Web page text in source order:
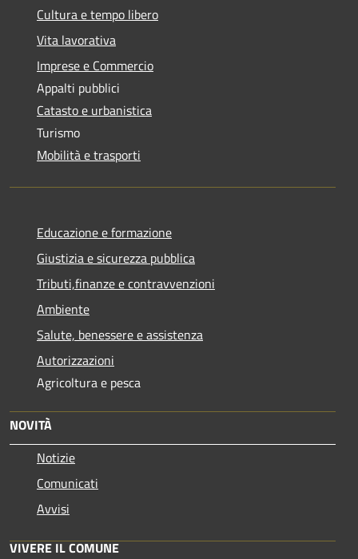
Cultura e tempo libero
Vita lavorativa
Imprese e Commercio
Appalti pubblici
Catasto e urbanistica
Turismo
Mobilità e trasporti
Educazione e formazione
Giustizia e sicurezza pubblica
Tributi,finanze e contravvenzioni
Ambiente
Salute, benessere e assistenza
Autorizzazioni
Agricoltura e pesca
NOVITÀ
Notizie
Comunicati
Avvisi
VIVERE IL COMUNE